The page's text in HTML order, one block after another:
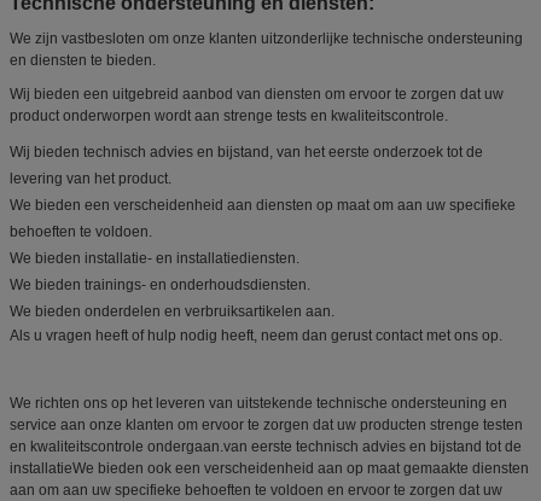
We zijn vastbesloten om onze klanten uitzonderlijke technische ondersteuning
en diensten te bieden.
Wij bieden een uitgebreid aanbod van diensten om ervoor te zorgen dat uw
product onderworpen wordt aan strenge tests en kwaliteitscontrole.
Wij bieden technisch advies en bijstand, van het eerste onderzoek tot de
levering van het product.
We bieden een verscheidenheid aan diensten op maat om aan uw specifieke
behoeften te voldoen.
We bieden installatie- en installatiediensten.
We bieden trainings- en onderhoudsdiensten.
We bieden onderdelen en verbruiksartikelen aan.
Als u vragen heeft of hulp nodig heeft, neem dan gerust contact met ons op.
We richten ons op het leveren van uitstekende technische ondersteuning en
service aan onze klanten om ervoor te zorgen dat uw producten strenge testen
en kwaliteitscontrole ondergaan.van eerste technisch advies en bijstand tot de
installatieWe bieden ook een verscheidenheid aan op maat gemaakte diensten
aan om aan uw specifieke behoeften te voldoen en ervoor te zorgen dat uw